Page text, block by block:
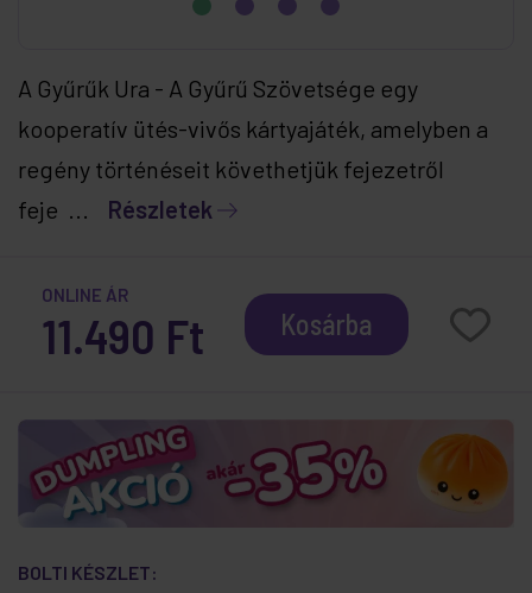
A Gyűrűk Ura - A Gyűrű Szövetsége egy
kooperatív ütés-vivős kártyajáték, amelyben a
regény történéseit követhetjük fejezetről
feje ... Részletek
ONLINE ÁR
11.490 Ft Kosárba
BOLTI KÉSZLET: